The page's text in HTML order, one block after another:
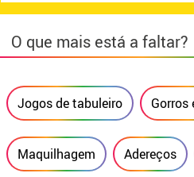
O que mais está a faltar?
Jogos de tabuleiro Gorros
Maquilhagem Adereços